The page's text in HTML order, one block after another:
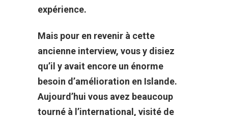
expérience.
Mais pour en revenir à cette
ancienne interview, vous y disiez
qu’il y avait encore un énorme
besoin d’amélioration en Islande.
Aujourd’hui vous avez beaucoup
tourné à l’international, visité de